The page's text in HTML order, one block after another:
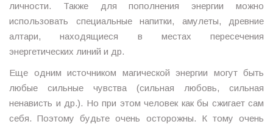
личности. Также для пополнения энергии можно
использовать специальные напитки, амулеты, древние
алтари, находящиеся в местах пересечения
энергетических линий и др.
Еще одним источником магической энергии могут быть
любые сильные чувства (сильная любовь, сильная
ненависть и др.). Но при этом человек как бы сжигает сам
себя. Поэтому будьте очень осторожны. К тому очень